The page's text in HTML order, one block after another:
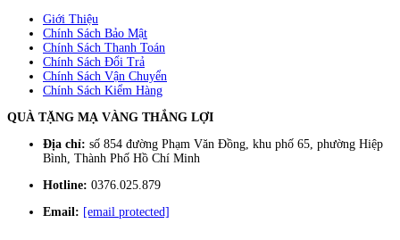
Giới Thiệu
Chính Sách Bảo Mật
Chính Sách Thanh Toán
Chính Sách Đổi Trả
Chính Sách Vận Chuyển
Chính Sách Kiểm Hàng
QUÀ TẶNG MẠ VÀNG THẮNG LỢI
Địa chỉ: số 854 đường Phạm Văn Đồng, khu phố 65, phường Hiệp
Bình, Thành Phố Hồ Chí Minh
Hotline: 0376.025.879
Email: [email protected]